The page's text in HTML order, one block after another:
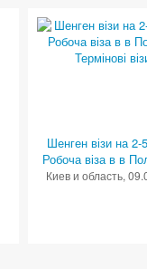
Шенген візи на 2-
Робоча віза в в
Киев и область,